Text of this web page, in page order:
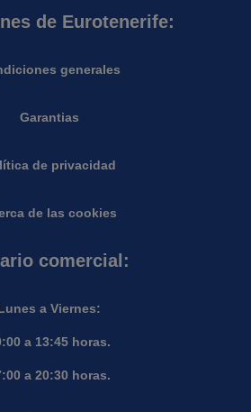
de Eurotenerife:
generales
Garantias
de privacidad
de las cookies
comercial:
a Viernes:
a 13:45 horas.
a 20:30 horas.